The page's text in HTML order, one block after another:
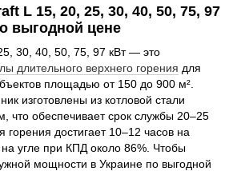
L 15, 20, 25, 30, 40, 50, 75, 97
выгодной цене
30, 40, 50, 75, 97 кВт — это
длительного верхнего горения для
площадью от 150 до 900 м².
изготовлены из котловой стали
что обеспечивает срок службы 20–25
горения достигает 10–12 часов на
угле при КПД около 86%. Чтобы
мощности в Украине по выгодной